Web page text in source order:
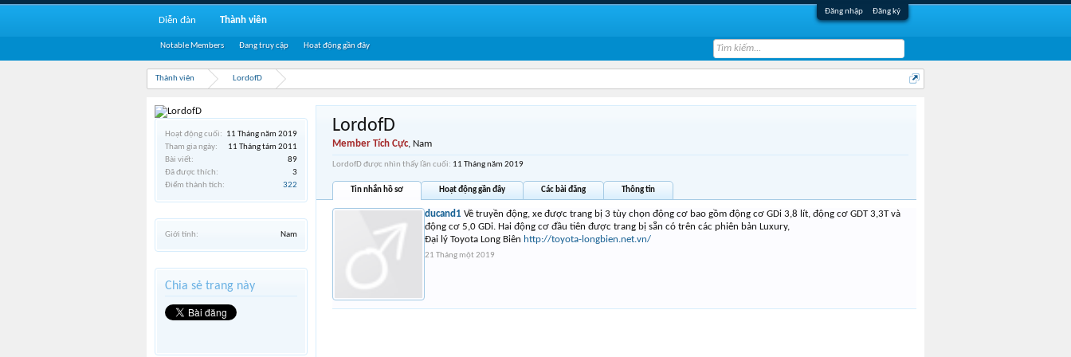
Đăng nhập Đăng ký
Thành viên LordofD
Hoạt động cuối:
11 Tháng năm 2019
Tham gia ngày:
11 Tháng tám 2011
Bài viết:
89
Đã được thích:
3
Điểm thành tích:
322
Giới tính: Nam
Chia sẻ trang này
LordofD
Member Tích Cực, Nam
LordofD được nhìn thấy lần cuối: 11 Tháng năm 2019
Tin nhắn hồ sơ Hoạt động gần đây Các bài đăng Thông tin
ducand1 Về truyền động, xe được trang bị 3 tùy chọn động cơ bao gồm động cơ GDi 3,8 lít, động cơ GDT 3,3T và
động cơ 5,0 GDi. Hai động cơ đầu tiên được trang bị sẵn có trên các phiên bản Luxury,
Đại lý Toyota Long Biên http://toyota-longbien.net.vn/
21 Tháng một 2019
Diễn đàn Thành viên
Notable Members Đang truy cập Hoạt động gần đây